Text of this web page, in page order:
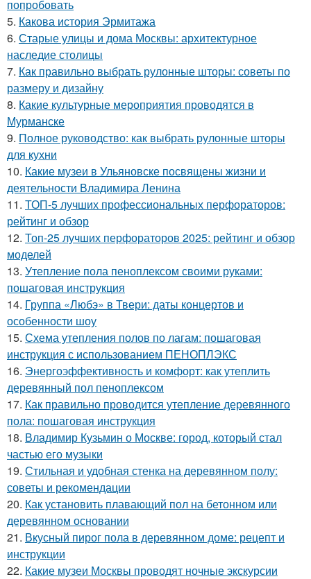
попробовать
5. Какова история Эрмитажа
6. Старые улицы и дома Москвы: архитектурное
наследие столицы
7. Как правильно выбрать рулонные шторы: советы по
размеру и дизайну
8. Какие культурные мероприятия проводятся в
Мурманске
9. Полное руководство: как выбрать рулонные шторы
для кухни
10. Какие музеи в Ульяновске посвящены жизни и
деятельности Владимира Ленина
11. ТОП-5 лучших профессиональных перфораторов:
рейтинг и обзор
12. Топ-25 лучших перфораторов 2025: рейтинг и обзор
моделей
13. Утепление пола пеноплексом своими руками:
пошаговая инструкция
14. Группа «Любэ» в Твери: даты концертов и
особенности шоу
15. Схема утепления полов по лагам: пошаговая
инструкция с использованием ПЕНОПЛЭКС
16. Энергоэффективность и комфорт: как утеплить
деревянный пол пеноплексом
17. Как правильно проводится утепление деревянного
пола: пошаговая инструкция
18. Владимир Кузьмин о Москве: город, который стал
частью его музыки
19. Стильная и удобная стенка на деревянном полу:
советы и рекомендации
20. Как установить плавающий пол на бетонном или
деревянном основании
21. Вкусный пирог пола в деревянном доме: рецепт и
инструкции
22. Какие музеи Москвы проводят ночные экскурсии